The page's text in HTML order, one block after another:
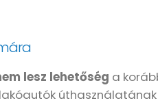
lesz lehetőség a